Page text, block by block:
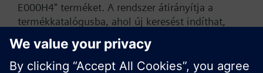
E000H4" terméket. A rendszer átirányítja a
termékkatalógusba, ahol új keresést indíthat,
vagy böngészhet a Siemens hatalmas
termékkínálatában.